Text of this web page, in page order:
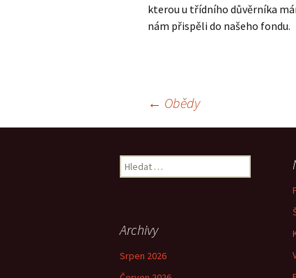
kterou u třídního důvěrníka
nám přispěli do našeho fondu.
← Obědy
Vyhledávání
Archivy
Srpen 2026